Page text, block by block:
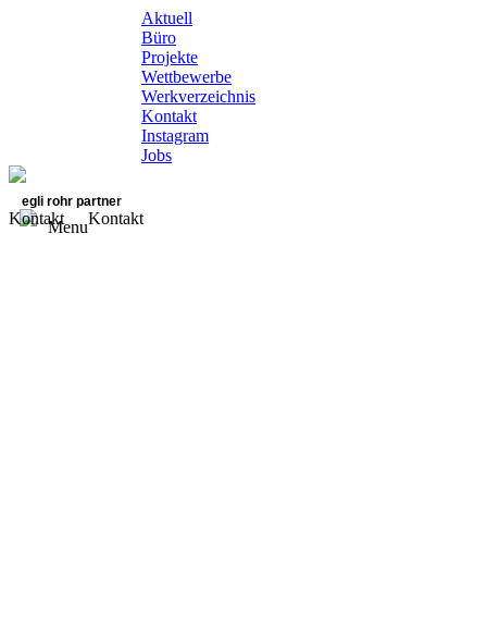
Aktuell
Büro
Projekte
Wettbewerbe
Werkverzeichnis
Kontakt
Instagram
Jobs
egli rohr partner
Menu
Kontakt Kontakt